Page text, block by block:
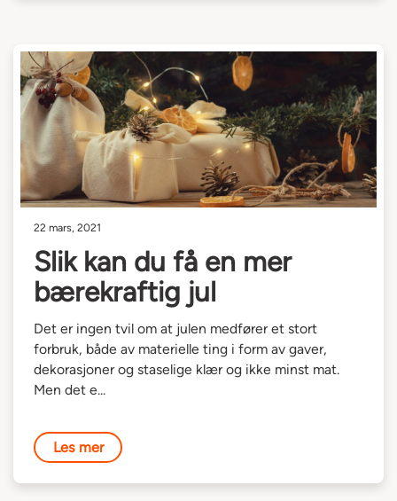
22 mars, 2021
Slik kan du få en mer
bærekraftig jul
Det er ingen tvil om at julen medfører et stort
forbruk, både av materielle ting i form av gaver,
dekorasjoner og staselige klær og ikke minst mat.
Men det e...
Les mer